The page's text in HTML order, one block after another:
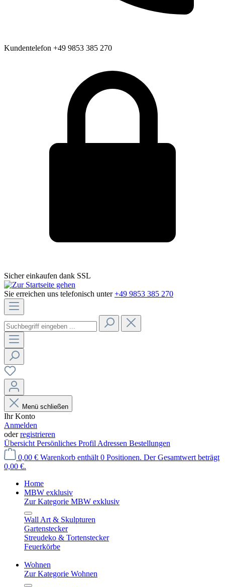
Kundentelefon +49 9853 385 270
Sicher einkaufen dank SSL
Sie erreichen uns telefonisch unter +49 9853 385 270
Menü schließen
Ihr Konto
Anmelden
oderregistrieren
Übersicht Persönliches Profil Adressen Bestellungen
0,00 € Warenkorb enthält 0 Positionen. Der Gesamtwert beträgt
0,00 €.
Home
MBW exklusiv
Zur Kategorie MBW exklusiv
Wall Art & Skulpturen
Gartenstecker
Streudeko & Tortenstecker
Feuerkörbe
Wohnen
Zur Kategorie Wohnen